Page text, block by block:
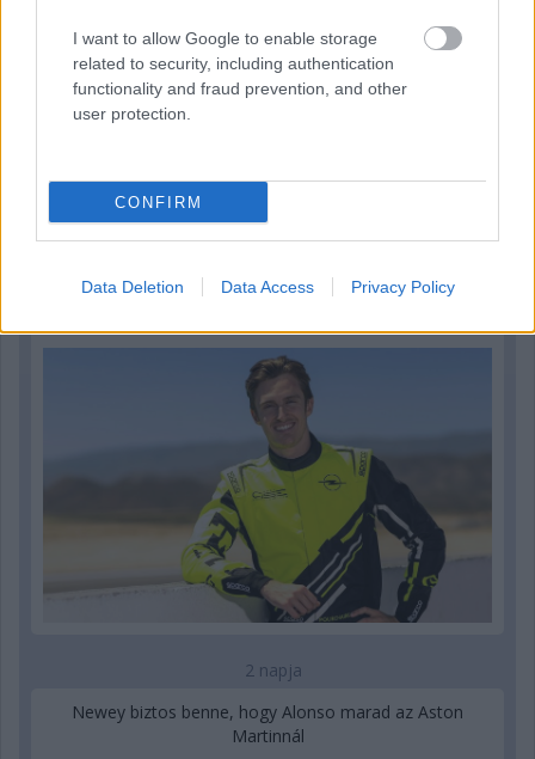
I want to allow Google to enable storage
related to security, including authentication
functionality and fraud prevention, and other
user protection.
CONFIRM
Data Deletion Data Access Privacy Policy
2 napja
Newey biztos benne, hogy Alonso marad az Aston
Martinnál